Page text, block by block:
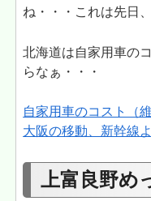
ね・・・これは先日
北海道は自家用車の
らなぁ・・・
自家用車のコスト（
大阪の移動、新幹線
上富良野め